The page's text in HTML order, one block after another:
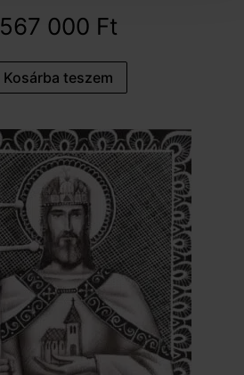
567 000 Ft
Kosárba teszem